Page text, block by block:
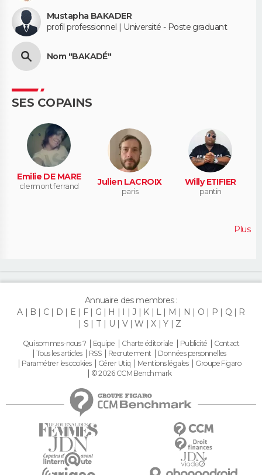
Mustapha BAKADER
profil professionnel | Université - Poste graduant
Nom "BAKADÉ"
SES COPAINS
Emilie DE MARE
clermont ferrand Julien LACROIX
paris
Willy ETIFIER
pantin
Plus
Annuaire des membres :
A
B C D E F G H J K L M N O P Q
R
S
T U V W X Y Z
Qui sommes-nous ? Equipe Charte éditoriale Publicité
Contact
Tous les articles
RSS Recrutement
Données personnelles
Paramétrer les cookies
Gérer Utiq Mentions légales
Groupe Figaro
© 2026 CCM Benchmark